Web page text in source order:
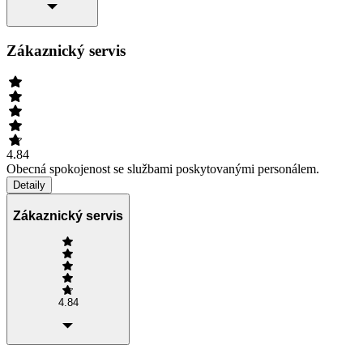
Zákaznický servis
4.84
Obecná spokojenost se službami poskytovanými personálem.
Detaily
Zákaznický servis
4.84